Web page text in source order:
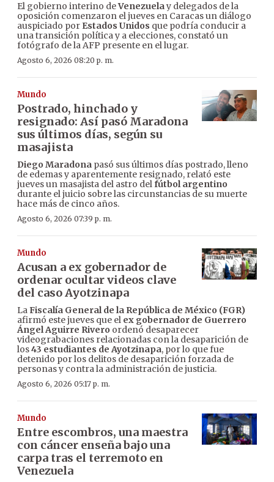
El gobierno interino deVenezuelay delegados de la
oposición comenzaron el jueves en Caracas un diálogo
auspiciado por Estados Unidos que podría conducir a
una transición política y a elecciones, constató un
fotógrafo de la AFP presente en el lugar.
Agosto 6, 2026 08:20 p. m.
Mundo
Postrado, hinchado y
resignado: Así pasó Maradona
sus últimos días, según su
masajista
Diego Maradona pasó sus últimos días postrado, lleno
de edemas y aparentemente resignado, relató este
jueves un masajista del astro delfútbol argentino
durante el juicio sobre las circunstancias de su muerte
hace más de cinco años.
Agosto 6, 2026 07:39 p. m.
Mundo
Acusan a ex gobernador de
ordenar ocultar videos clave
del caso Ayotzinapa
LaFiscalía General de la República de México (FGR)
afirmó este jueves que el ex gobernador de Guerrero
Ángel Aguirre Rivero ordenó desaparecer
videograbaciones relacionadas con la desaparición de
los43 estudiantes de Ayotzinapa, por lo que fue
detenido por los delitos de desaparición forzada de
personas y contra la administración de justicia.
Agosto 6, 2026 05:17 p. m.
Mundo
Entre escombros, una maestra
con cáncer enseña bajo una
carpa tras el terremoto en
Venezuela